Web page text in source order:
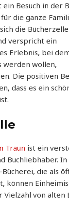
Besuch in der
die ganze
die
verspricht ein
Erlebnis, bei
werden wollen,
Die positiven
dass es ein
Traun ist ein
Buchliebhaber.
die als
können
Vielzahl von alten